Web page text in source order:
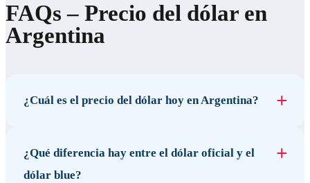
FAQs – Precio del dólar en
Argentina
¿Cuál es el precio del dólar hoy en Argentina?
¿Qué diferencia hay entre el dólar oficial y el
dólar blue?